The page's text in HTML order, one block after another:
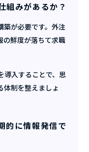
組みがあるか？
築が必要です。外注
の鮮度が落ちて求職
導入することで、思
体制を整えましょ
的に情報発信で